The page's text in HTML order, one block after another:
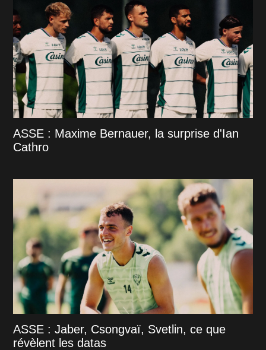
ASSE : Maxime Bernauer, la surprise d'Ian
Cathro
ASSE : Jaber, Csongvaï, Svetlin, ce que
révèlent les datas